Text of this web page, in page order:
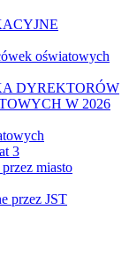
oświatowych
DYREKTORÓW
W 2026
3
miasto
przez JST